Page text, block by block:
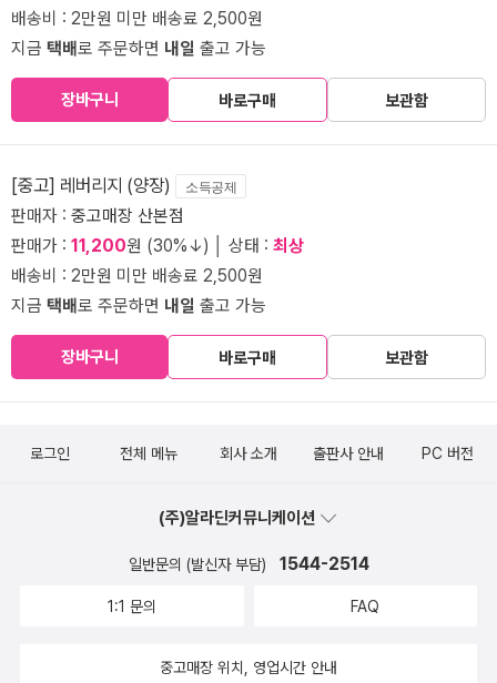
배송비 : 2만원 미만 배송료 2,500원
지금 택배로 주문하면 내일 출고 가능
장바구니 바로구매 보관함
[중고] 레버리지 (양장) 소득공제
판매자 : 중고매장 산본점
판매가 : 11,200원 (30%↓) │ 상태 : 최상
배송비 : 2만원 미만 배송료 2,500원
지금 택배로 주문하면 내일 출고 가능
장바구니 바로구매 보관함
로그인 전체 메뉴 회사 소개 출판사 안내 PC 버전
(주)알라딘커뮤니케이션
일반문의 (발신자 부담) 1544-2514
1:1 문의 FAQ
중고매장 위치, 영업시간 안내